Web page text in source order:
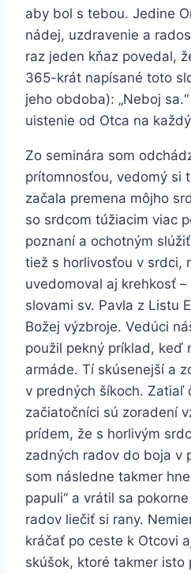
aby bol s tebou. Jedine
nádej, uzdravenie a
raz jeden kňaz povedal,
365-krát napísané toto
jeho obdoba): „Neboj
uistenie od Otca na
Zo seminára som
prítomnosťou, vedomý si
začala premena môjho
so srdcom túžiacim viac
poznaní a ochotným
tiež s horlivosťou v srdci,
uvedomoval aj krehkosť
slovami sv. Pavla z Listu
Božej výzbroje. Vedúci
použil pekný príklad, keď
armáde. Tí skúsenejší a
v predných šíkoch. Zatiaľ
začiatočníci sú zoradení
prídem, že s horlivým
zadných radov do boja v
som následne takmer
papuli“ a vrátil sa
radov liečiť si rany.
kráčať po ceste k Otcovi
skúšok, ktoré takmer isto